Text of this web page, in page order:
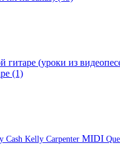
гитаре (уроки из
(1)
Cash Kelly Carpenter MIDI